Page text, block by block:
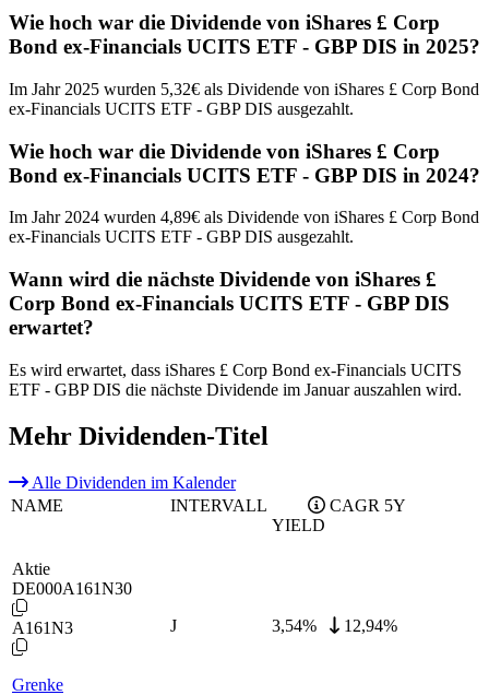
Wie hoch war die Dividende von iShares £ Corp
Bond ex-Financials UCITS ETF - GBP DIS in 2025?
Im Jahr 2025 wurden 5,32€ als Dividende von iShares £ Corp Bond
ex-Financials UCITS ETF - GBP DIS ausgezahlt.
Wie hoch war die Dividende von iShares £ Corp
Bond ex-Financials UCITS ETF - GBP DIS in 2024?
Im Jahr 2024 wurden 4,89€ als Dividende von iShares £ Corp Bond
ex-Financials UCITS ETF - GBP DIS ausgezahlt.
Wann wird die nächste Dividende von iShares £
Corp Bond ex-Financials UCITS ETF - GBP DIS
erwartet?
Es wird erwartet, dass iShares £ Corp Bond ex-Financials UCITS
ETF - GBP DIS die nächste Dividende im Januar auszahlen wird.
Mehr Dividenden-Titel
Alle Dividenden im Kalender
NAME
INTERVALL
YIELD
CAGR 5Y
Aktie
DE000A161N30
A161N3
Grenke
J 3,54% 12,94%